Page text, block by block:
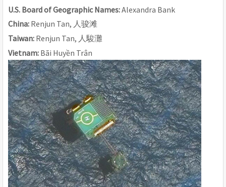
U.S. Board of Geographic Names: Alexandra Bank
China: Renjun Tan, 人 骏滩
Taiwan: Renjun Tan, 人駿灘
Vietnam: Bãi Huyền Trân